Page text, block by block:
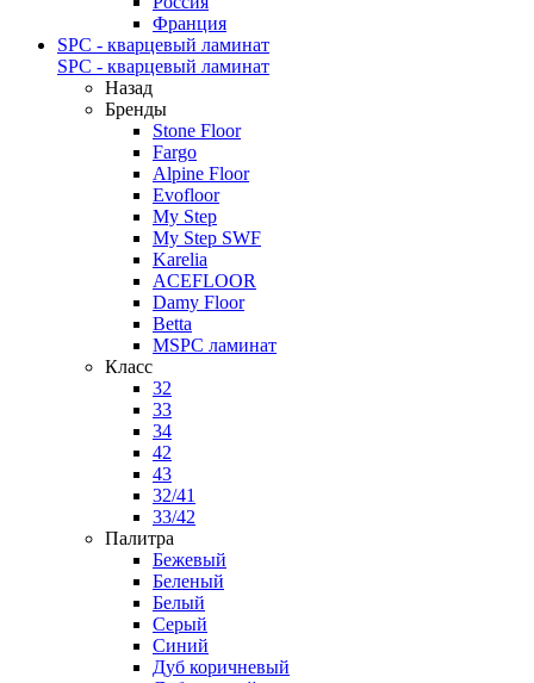
Франция
SPC - кварцевый ламинат
SPC - кварцевый ламинат
Назад
Бренды
Stone Floor
Fargo
Alpine Floor
Evofloor
My Step
My Step SWF
Karelia
ACEFLOOR
Damy Floor
Betta
MSPC ламинат
Класс
32
33
34
42
43
32/41
33/42
Палитра
Бежевый
Беленый
Белый
Серый
Синий
Дуб коричневый